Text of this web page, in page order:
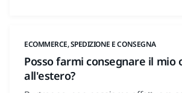
ECOMMERCE, SPEDIZIONE E CONSEGNA
Posso farmi consegnare il mio
all'estero?